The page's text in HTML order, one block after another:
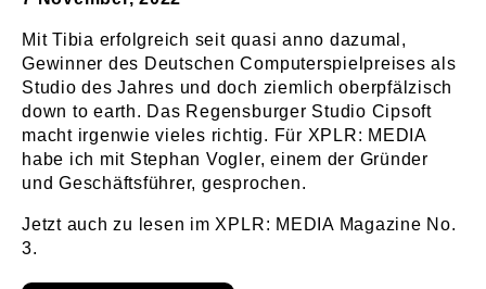
Mit Tibia erfolgreich seit quasi anno dazumal,
Gewinner des Deutschen Computerspielpreises als
Studio des Jahres und doch ziemlich oberpfälzisch
down to earth. Das Regensburger Studio Cipsoft
macht irgenwie vieles richtig. Für XPLR: MEDIA
habe ich mit Stephan Vogler, einem der Gründer
und Geschäftsführer, gesprochen.
Jetzt auch zu lesen im XPLR: MEDIA Magazine No.
3.